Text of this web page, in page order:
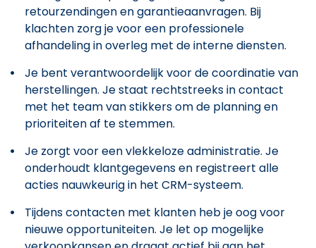
retourzendingen en garantieaanvragen. Bij
klachten zorg je voor een professionele
afhandeling in overleg met de interne diensten.
Je bent verantwoordelijk voor de coordinatie van
herstellingen. Je staat rechtstreeks in contact
met het team van stikkers om de planning en
prioriteiten af te stemmen.
Je zorgt voor een vlekkeloze administratie. Je
onderhoudt klantgegevens en registreert alle
acties nauwkeurig in het CRM-systeem.
Tijdens contacten met klanten heb je oog voor
nieuwe opportuniteiten. Je let op mogelijke